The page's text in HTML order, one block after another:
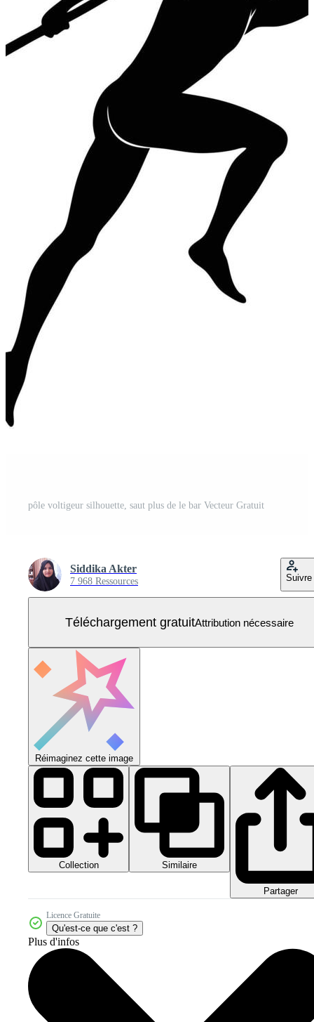
pôle voltigeur silhouette, saut plus de le bar Vecteur Gratuit
Siddika Akter
7 968 Ressources Suivre
Téléchargement gratuitAttribution nécessaire
Réimaginez cette image
Collection Similaire
Partager
Licence Gratuite
Qu'est-ce que c'est ?
Plus d'infos